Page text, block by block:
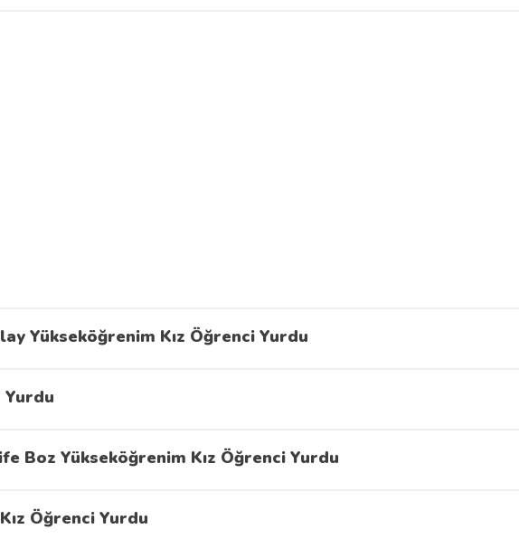
Yükseköğrenim Kız Öğrenci Yurdu
Yurdu
Boz Yükseköğrenim Kız Öğrenci Yurdu
Öğrenci Yurdu